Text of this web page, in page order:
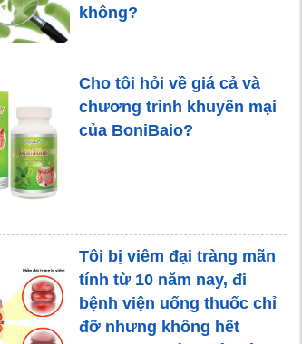
Top 4 mẹo chữa hội
chứng ruột kích thích
trong dân gian
3 cách tập thở và các
không?
Cho tôi hỏi về giá cả và
chương trình khuyến mại
của BoniBaio?
Tôi bị viêm đại tràng mãn
tính từ 10 năm nay, đi
bệnh viện uống thuốc chỉ
đỡ nhưng không hết